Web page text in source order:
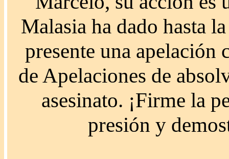
Malasia ha dado hasta
presente una
de Apelaciones de
asesinato. ¡Firme la
presión y